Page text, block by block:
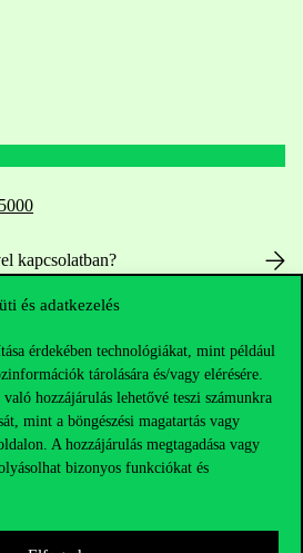
és adatkezelés
érdekében technológiákat, mint például
tárolására és/vagy elérésére.
hozzájárulás lehetővé teszi számunkra
mint a böngészési magatartás vagy
A hozzájárulás megtagadása vagy
bizonyos funkciókat és
kapcsolatban?